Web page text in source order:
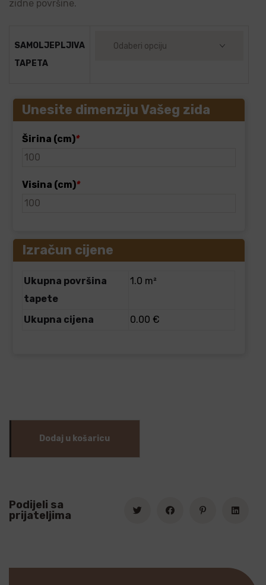
zidne površine.
SAMOLJEPLJIVA
TAPETA
Unesite dimenziju Vašeg zida
Širina (cm)*
Visina (cm)*
Izračun cijene
Ukupna površina
tapete
1.0 m²
Ukupna cijena 0.00 €
Dodaj u košaricu
Podijeli sa
prijateljima